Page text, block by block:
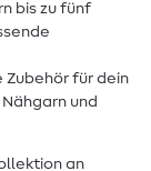
bis zu fünf
Zubehör für dein
Nähgarn und
an